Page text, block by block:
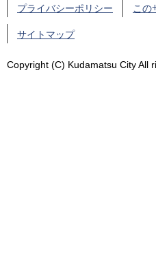
プライバシーポリシー この
サイトマップ
Copyright (C) Kudamatsu City All